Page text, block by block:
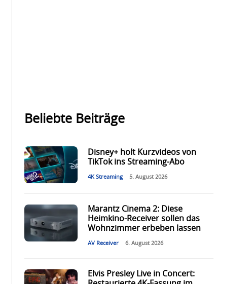
Beliebte Beiträge
Disney+ holt Kurzvideos von
TikTok ins Streaming-Abo
4K Streaming 5. August 2026
Marantz Cinema 2: Diese
Heimkino-Receiver sollen das
Wohnzimmer erbeben lassen
AV Receiver 6. August 2026
Elvis Presley Live in Concert: